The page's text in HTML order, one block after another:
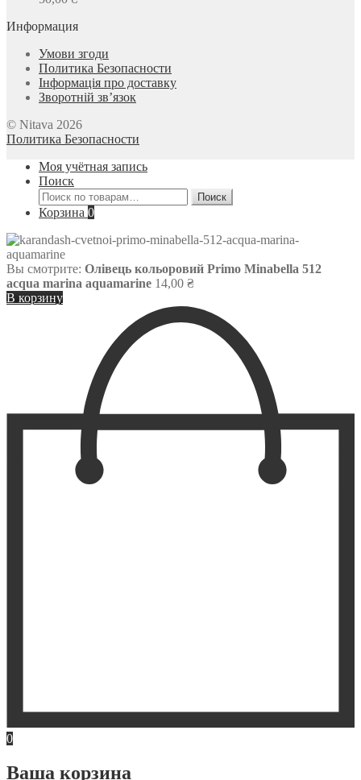
Информация
Умови згоди
Политика Безопасности
Інформація про доставку
Зворотній зв’язок
© Nitava 2026
Политика Безопасности
Моя учётная запись
Поиск
Искать:
Поиск
Корзина 0
Вы смотрите: Олівець кольоровий Primo Minabella 512
acqua marina aquamarine 14,00 ₴
В корзину
0
Ваша корзина